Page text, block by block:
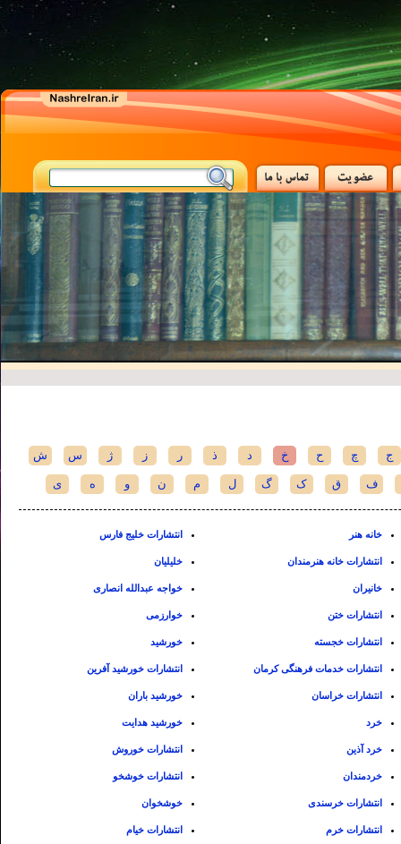
ج چ ح خ د ذ ر ز ژ س ش
ف ق ک گ ل م ن و ه ی
خانه هنر
انتشارات خانه هنرمندان
خانیران
انتشارات ختن
انتشارات خجسته
انتشارات خدمات فرهنگی کرمان
انتشارات خراسان
خرد
خرد آذین
خردمندان
انتشارات خرسندی
انتشارات خرم
انتشارات خلیج فارس
خلیلیان
خواجه عبدالله انصاری
خوارزمی
خورشید
انتشارات خورشید آفرین
خورشید باران
خورشید هدایت
انتشارات خوروش
انتشارات خوشخو
خوشخوان
انتشارات خیام